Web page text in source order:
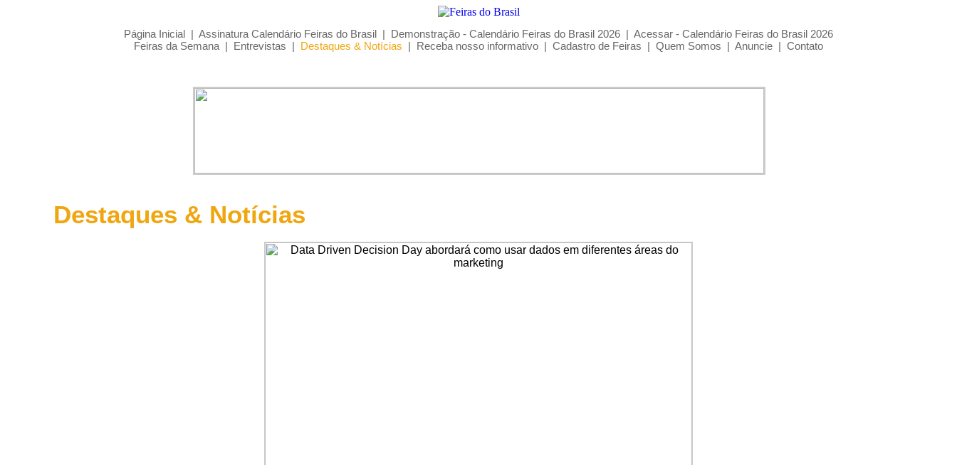
Página Inicial | Assinatura Calendário Feiras do Brasil | Demonstração - Calendário Feiras do Brasil 2026 | Acessar - Calendário Feiras do Brasil 2026
Feiras da Semana | Entrevistas | Destaques & Notícias | Receba nosso informativo | Cadastro de Feiras | Quem Somos | Anuncie | Contato
Destaques & Notícias